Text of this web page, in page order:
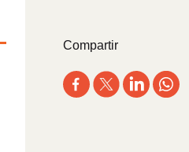
Compartir